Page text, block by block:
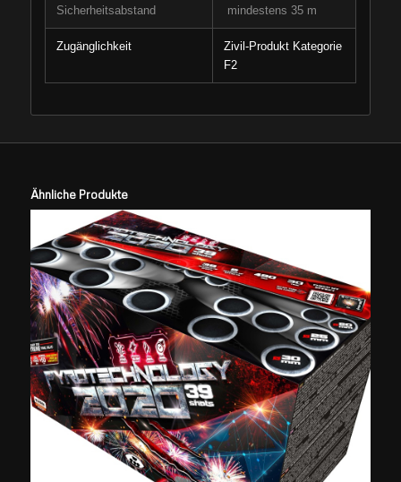
Sicherheitsabstand mindestens 35 m
Zugänglichkeit
Zivil-Produkt Kategorie
F2
Ähnliche Produkte